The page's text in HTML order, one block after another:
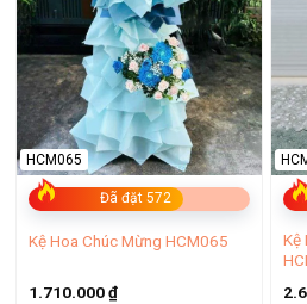
phát triển và mở rộng dịch vụ điện
Đã đặt 572
HCM065
Kệ Hoa Chúc Mừng HCM065
1.710.000₫
Kệ